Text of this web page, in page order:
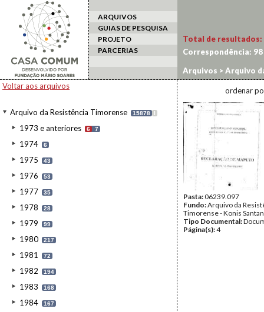
ARQUIVOS
GUIAS DE PESQUISA
PROJETO
PARCERIAS
Voltar aos arquivos
Arquivo da Resistência Timorense 15878 I
1973 e anteriores 6 7
1974 6
1975 43
1976 53
1977 35
1978 28
1979 99
1980 217
1981 72
1982 194
1983 168
1984 167
Total de resultados:
Correspondência: 98
Arquivos >Arquivo
ordenar
Pasta:06239.097
Fundo:Arquivo da
Timorense - Konis
Tipo Documental:
Página(s):4